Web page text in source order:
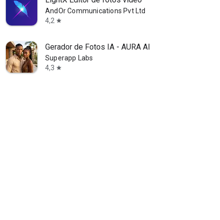
AndOr Communications Pvt Ltd
4,2 star
Gerador de Fotos IA - AURA AI
Superapp Labs
4,3 star